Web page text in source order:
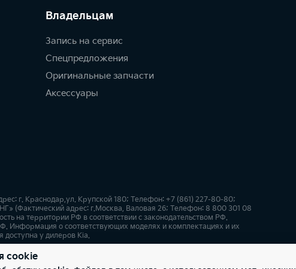
Владельцам
Запись на сервис
Спецпредложения
Оригинальные запчасти
Аксессуары
г. Краснодар,ул. Крупской 180; Телефон: +7 (861) 227-80-80;
(Фактический адрес: г.Москва, Валовая 26; Телефон: 8 800 301 08
на территории РФ в соответствии с законодательством РФ.
Информация о соответствующих моделях и комплектациях и их
у дилеров Kia.
Карта сайта
cookie